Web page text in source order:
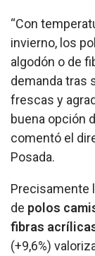
“Con
invierno, los
algodón o de
demanda tras
frescas y
buena opción
comentó el
Posada.
Precisamente
de polos
fibras
(+9,6%)